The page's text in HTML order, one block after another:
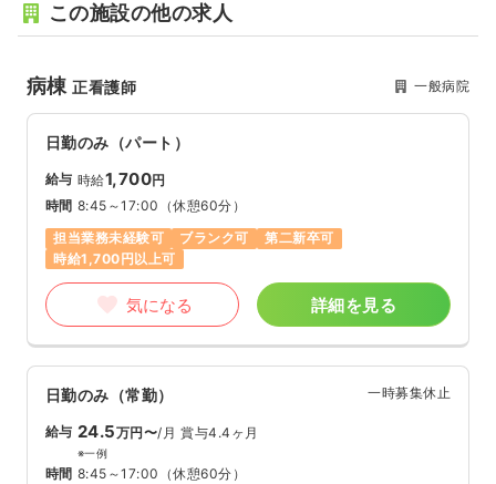
この施設の他の求人
病棟正看護師 一般病院
日勤のみ（パート）
給与 時給1,700円
時間 8:45～17:00 （休憩60分）
担当業務未経験可
ブランク可
第二新卒可
時給1,700円以上可
気になる 詳細を見る
日勤のみ（常勤） 一時募集休止
給与 24.5万円〜/月 賞与4.4ヶ月
※一例
時間 8:45～17:00 （休憩60分）